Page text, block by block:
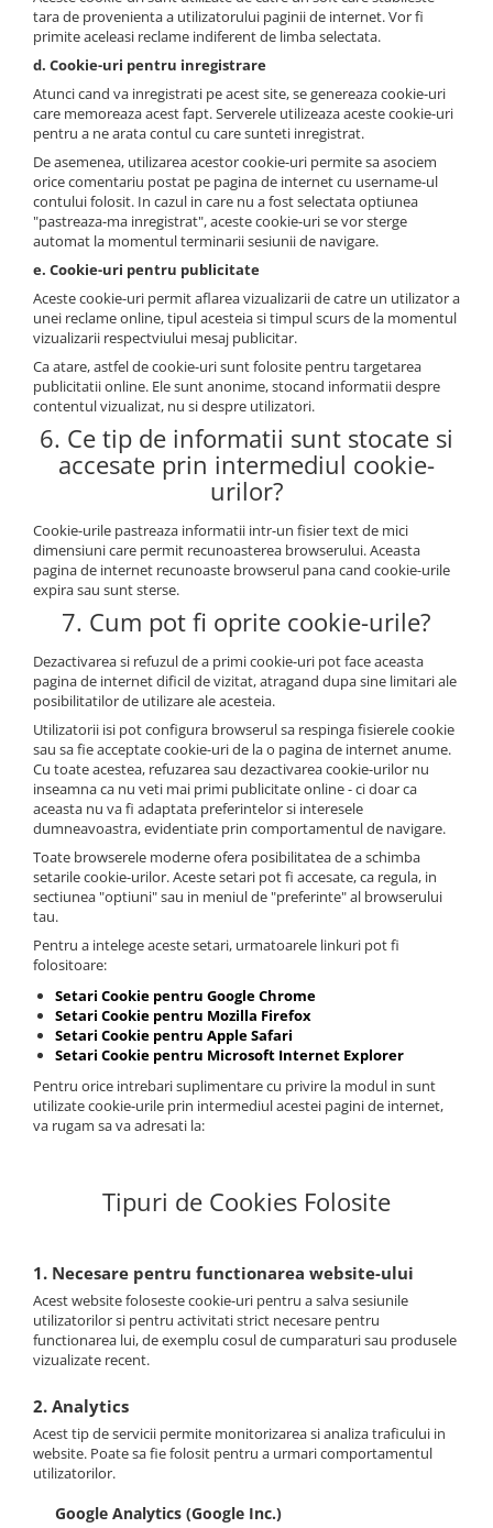
tara de provenienta a utilizatorului paginii de internet. Vor fi
primite aceleasi reclame indiferent de limba selectata.
d. Cookie-uri pentru inregistrare
Atunci cand va inregistrati pe acest site, se genereaza cookie-uri
care memoreaza acest fapt. Serverele utilizeaza aceste cookie-uri
pentru a ne arata contul cu care sunteti inregistrat.
De asemenea, utilizarea acestor cookie-uri permite sa asociem
orice comentariu postat pe pagina de internet cu username-ul
contului folosit. In cazul in care nu a fost selectata optiunea
"pastreaza-ma inregistrat", aceste cookie-uri se vor sterge
automat la momentul terminarii sesiunii de navigare.
e. Cookie-uri pentru publicitate
Aceste cookie-uri permit aflarea vizualizarii de catre un utilizator a
unei reclame online, tipul acesteia si timpul scurs de la momentul
vizualizarii respectviului mesaj publicitar.
Ca atare, astfel de cookie-uri sunt folosite pentru targetarea
publicitatii online. Ele sunt anonime, stocand informatii despre
contentul vizualizat, nu si despre utilizatori.
6. Ce tip de informatii sunt stocate si
accesate prin intermediul cookie-
urilor?
Cookie-urile pastreaza informatii intr-un fisier text de mici
dimensiuni care permit recunoasterea browserului. Aceasta
pagina de internet recunoaste browserul pana cand cookie-urile
expira sau sunt sterse.
7. Cum pot fi oprite cookie-urile?
Dezactivarea si refuzul de a primi cookie-uri pot face aceasta
pagina de internet dificil de vizitat, atragand dupa sine limitari ale
posibilitatilor de utilizare ale acesteia.
Utilizatorii isi pot configura browserul sa respinga fisierele cookie
sau sa fie acceptate cookie-uri de la o pagina de internet anume.
Cu toate acestea, refuzarea sau dezactivarea cookie-urilor nu
inseamna ca nu veti mai primi publicitate online - ci doar ca
aceasta nu va fi adaptata preferintelor si interesele
dumneavoastra, evidentiate prin comportamentul de navigare.
Toate browserele moderne ofera posibilitatea de a schimba
setarile cookie-urilor. Aceste setari pot fi accesate, ca regula, in
sectiunea "optiuni" sau in meniul de "preferinte" al browserului
tau.
Pentru a intelege aceste setari, urmatoarele linkuri pot fi
folositoare:
Setari Cookie pentru Google Chrome
Setari Cookie pentru Mozilla Firefox
Setari Cookie pentru Apple Safari
Setari Cookie pentru Microsoft Internet Explorer
Pentru orice intrebari suplimentare cu privire la modul in sunt
utilizate cookie-urile prin intermediul acestei pagini de internet,
va rugam sa va adresati la:
Tipuri de Cookies Folosite
1. Necesare pentru functionarea website-ului
Acest website foloseste cookie-uri pentru a salva sesiunile
utilizatorilor si pentru activitati strict necesare pentru
functionarea lui, de exemplu cosul de cumparaturi sau produsele
vizualizate recent.
2. Analytics
Acest tip de servicii permite monitorizarea si analiza traficului in
website. Poate sa fie folosit pentru a urmari comportamentul
utilizatorilor.
Google Analytics (Google Inc.)